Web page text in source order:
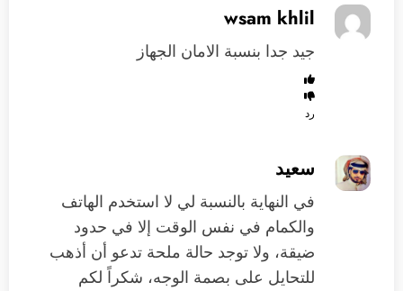
wsam khlil
جيد جدا بنسبة الامان الجهاز
رد
سعيد
في النهاية بالنسبة لي لا استخدم الهاتف
والكمام في نفس الوقت إلا في حدود
ضيقة، ولا توجد حالة ملحة تدعو أن أذهب
للتحايل على بصمة الوجه، شكراً لكم